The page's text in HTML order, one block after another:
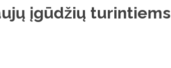
įgūdžių turintiems